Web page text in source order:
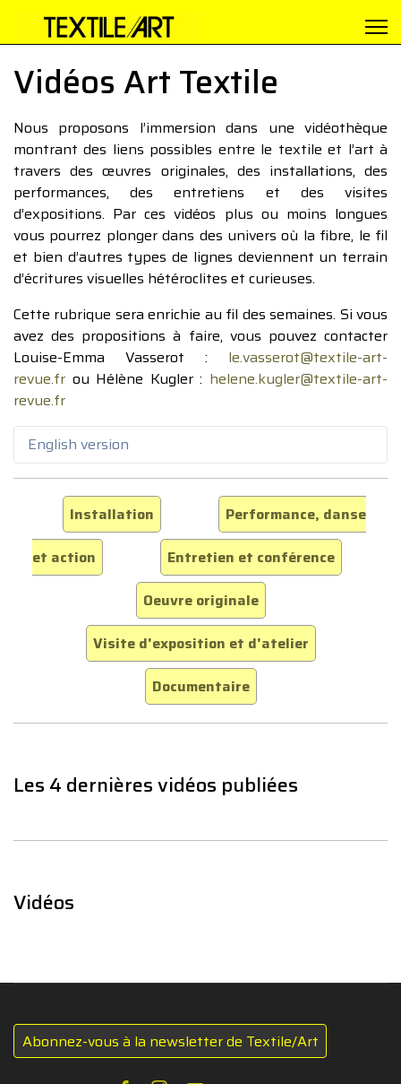
Vidéos Art Textile
Nous proposons l’immersion dans une vidéothèque
montrant des liens possibles entre le textile et l’art à
travers des œuvres originales, des installations, des
performances, des entretiens et des visites
d’expositions. Par ces vidéos plus ou moins longues
vous pourrez plonger dans des univers où la fibre, le fil
et bien d’autres types de lignes deviennent un terrain
d’écritures visuelles hétéroclites et curieuses.
Cette rubrique sera enrichie au fil des semaines. Si vous
avez des propositions à faire, vous pouvez contacter
Louise-Emma Vasserot : le.vasserot@textile-art-
revue.fr ou Hélène Kugler : helene.kugler@textile-art-
revue.fr
English version
Installation
Performance, danse
et action
Entretien et conférence
Oeuvre originale
Visite d'exposition et d'atelier
Documentaire
Les 4 dernières vidéos publiées
Vidéos
Abonnez-vous à la newsletter de Textile/Art